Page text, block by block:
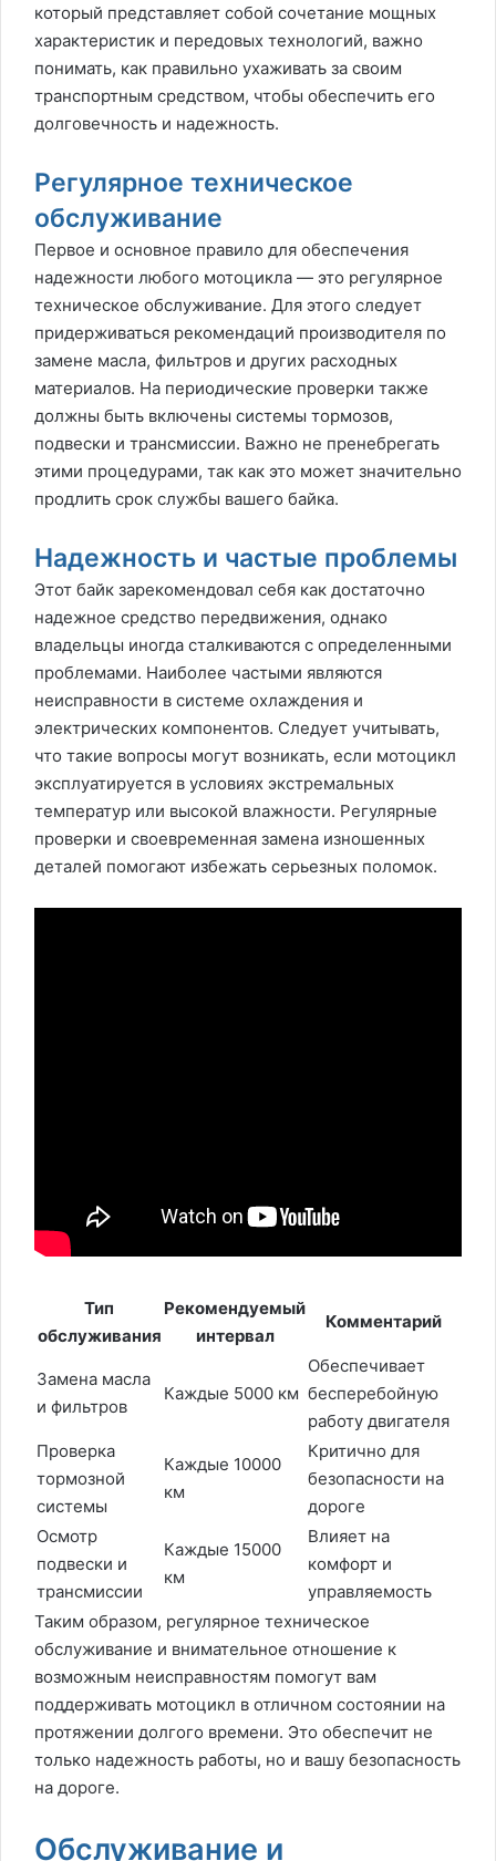
который представляет собой сочетание мощных
характеристик и передовых технологий, важно
понимать, как правильно ухаживать за своим
транспортным средством, чтобы обеспечить его
долговечность и надежность.
Регулярное техническое
обслуживание
Первое и основное правило для обеспечения
надежности любого мотоцикла — это регулярное
техническое обслуживание. Для этого следует
придерживаться рекомендаций производителя по
замене масла, фильтров и других расходных
материалов. На периодические проверки также
должны быть включены системы тормозов,
подвески и трансмиссии. Важно не пренебрегать
этими процедурами, так как это может значительно
продлить срок службы вашего байка.
Надежность и частые проблемы
Этот байк зарекомендовал себя как достаточно
надежное средство передвижения, однако
владельцы иногда сталкиваются с определенными
проблемами. Наиболее частыми являются
неисправности в системе охлаждения и
электрических компонентов. Следует учитывать,
что такие вопросы могут возникать, если мотоцикл
эксплуатируется в условиях экстремальных
температур или высокой влажности. Регулярные
проверки и своевременная замена изношенных
деталей помогают избежать серьезных поломок.
Тип
обслуживания
Рекомендуемый
интервал
Комментарий
Замена масла
и фильтров
Каждые 5000 км
Обеспечивает
бесперебойную
работу двигателя
Проверка
тормозной
системы
Каждые 10000
км
Критично для
безопасности на
дороге
Осмотр
подвески и
трансмиссии
Каждые 15000
км
Влияет на
комфорт и
управляемость
Таким образом, регулярное техническое
обслуживание и внимательное отношение к
возможным неисправностям помогут вам
поддерживать мотоцикл в отличном состоянии на
протяжении долгого времени. Это обеспечит не
только надежность работы, но и вашу безопасность
на дороге.
Обслуживание и